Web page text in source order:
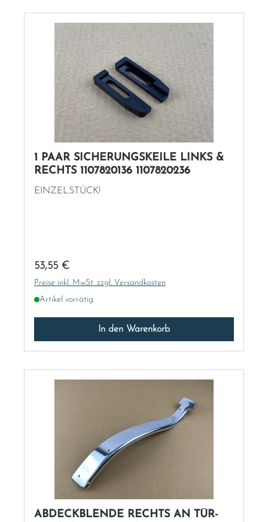
1 PAAR SICHERUNGSKEILE LINKS &
RECHTS 1107820136 1107820236
EINZELSTÜCK!
Regulärer Preis:
53,55 €
Preise inkl. MwSt. zzgl. Versandkosten
Artikel vorrätig
In den Warenkorb
ABDECKBLENDE RECHTS AN TÜR-